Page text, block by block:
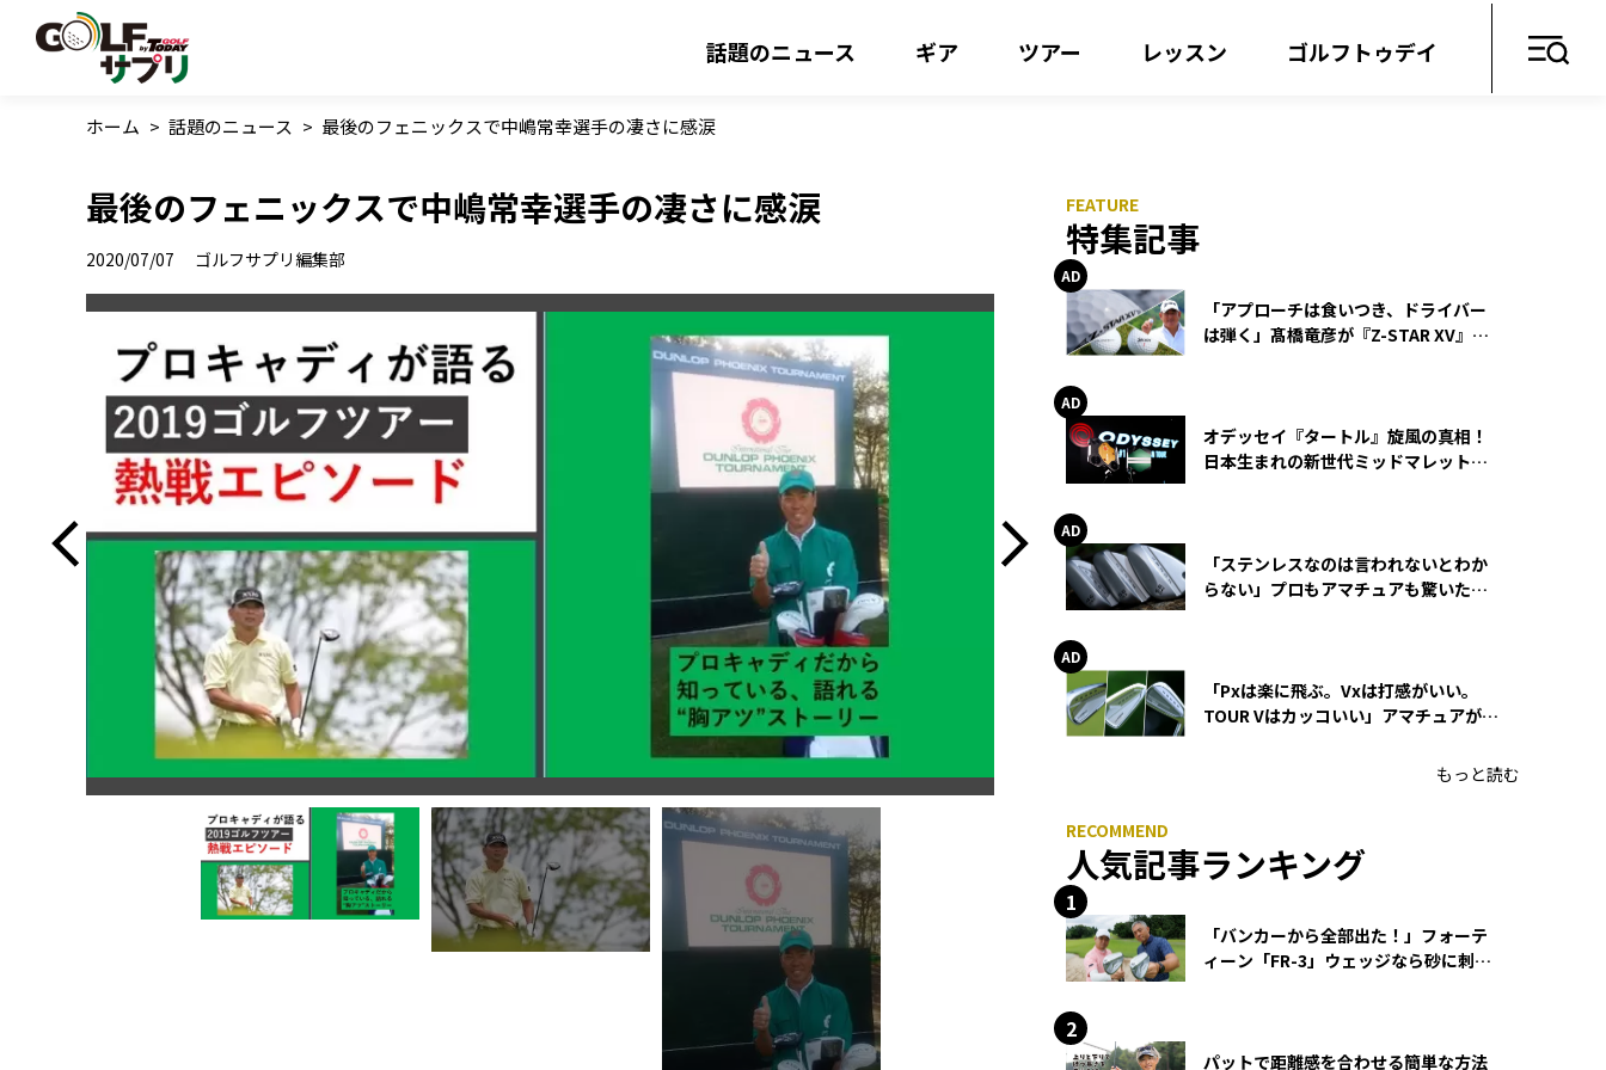
話題のニュース ギア ツアー レッスン ゴルフトゥデイ
ホーム > 話題のニュース > 最後のフェニックスで中嶋常幸選手の凄さに感涙
最後のフェニックスで中嶋常幸選手の凄さに感涙
2020/07/07 ゴルフサプリ編集部 特集記事
「アプローチは食いつき、ドライバー
は弾く」髙橋竜彦が『Z-STAR XV』を
オデッセイ『タートル』旋風の真相！
日本生まれの新世代ミッドマレットが
「ステンレスなのは言われないとわか
らない」プロもアマチュアも驚いた
「Pxは楽に飛ぶ。Vxは打感がいい。
TOUR Vはカッコいい」アマチュアが選
もっと読む
人気記事ランキング
「バンカーから全部出た！」フォーテ
ィーン「FR-3」ウェッジなら砂に刺さ
パットで距離感を合わせる簡単な方法